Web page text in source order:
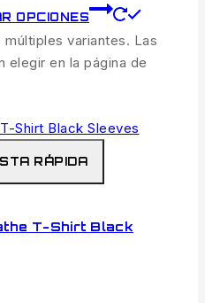
OPCIONES
variantes. Las
elegir en la página de
RÁPIDA
T-Shirt Black